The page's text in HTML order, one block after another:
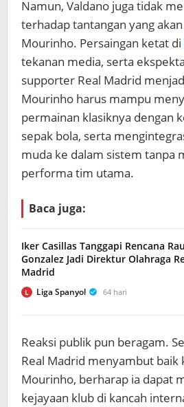
Namun, Valdano juga tidak
terhadap tantangan yang
Mourinho. Persaingan ketat di
tekanan media, serta
supporter Real Madrid
Mourinho harus mampu
permainan klasiknya dengan
sepak bola, serta
muda ke dalam sistem tanpa
performa tim utama.
Baca juga:
Iker Casillas Tanggapi Rencana
Gonzalez Jadi Direktur Olahraga
Madrid
L Liga Spanyol 64 hari
Reaksi publik pun beragam.
Real Madrid menyambut baik
Mourinho, berharap ia dapat
kejayaan klub di kancah